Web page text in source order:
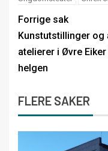
Forrige sak
Kunstutstillinger og
atelierer i Øvre Eiker
helgen
FLERE SAKER